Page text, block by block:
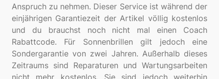
Anspruch zu nehmen. Dieser Service ist während der
einjährigen Garantiezeit der Artikel völlig kostenlos
und du brauchst noch nicht mal einen Coach
Rabattcode. Für Sonnenbrillen gilt jedoch eine
Sondergarantie von zwei Jahren. Außerhalb dieses
Zeitraums sind Reparaturen und Wartungsarbeiten
nicht mehr kostenlos. Sie sind jedoch weiterhin